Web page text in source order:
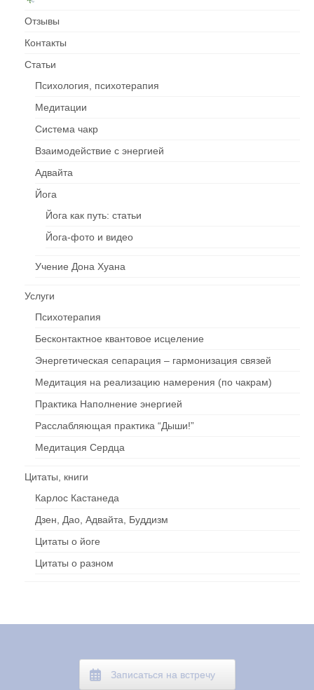
Отзывы
Контакты
Cтатьи
Психология, психотерапия
Медитации
Система чакр
Взаимодействие c энергией
Адвайта
Йога
Йога как путь: статьи
Йога-фото и видео
Учение Дона Хуана
Услуги
Психотерапия
Бесконтактное квантовое исцеление
Энергетическая сепарация – гармонизация связей
Медитация на реализацию намерения (по чакрам)
Практика Наполнение энергией
Расслабляющая практика “Дыши!”
Медитация Сердца
Цитаты, книги
Карлос Кастанеда
Дзен, Дао, Адвайта, Буддизм
Цитаты о йоге
Цитаты о разном
Записаться на встречу